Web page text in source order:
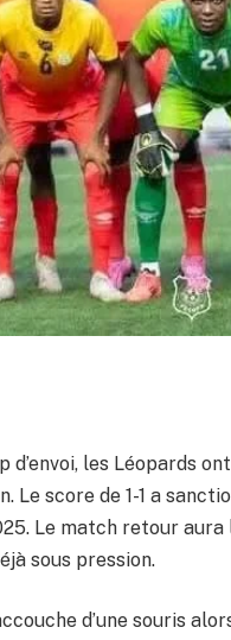
d’envoi, les Léopards
Le score de 1-1 a
Le match retour aura
sous pression.
d’une souris